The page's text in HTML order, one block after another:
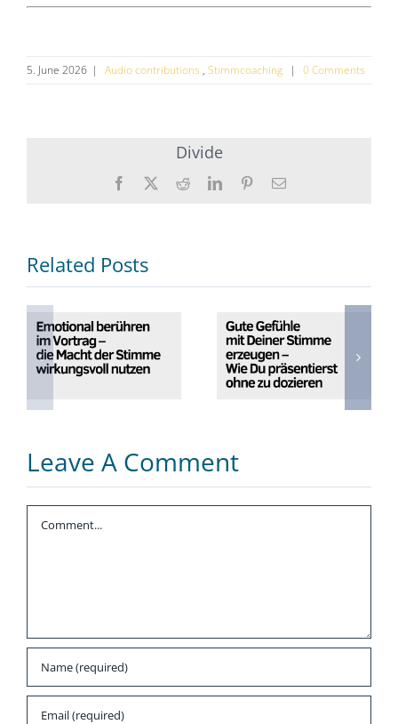
5. June 2026 | Audio contributions , Stimmcoaching | 0 Comments
Divide
Facebook RedditTwitter PinterestEnamel
Related Posts
berühren im
Vortrag – die
Macht der
mit Deiner
Stimme
erzeugen – Wie
Du präsentierst
Leave A Comment